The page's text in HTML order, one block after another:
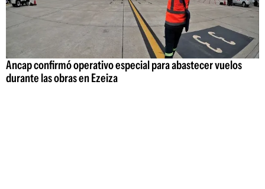
Ancap confirmó operativo especial para abastecer vuelos
durante las obras en Ezeiza